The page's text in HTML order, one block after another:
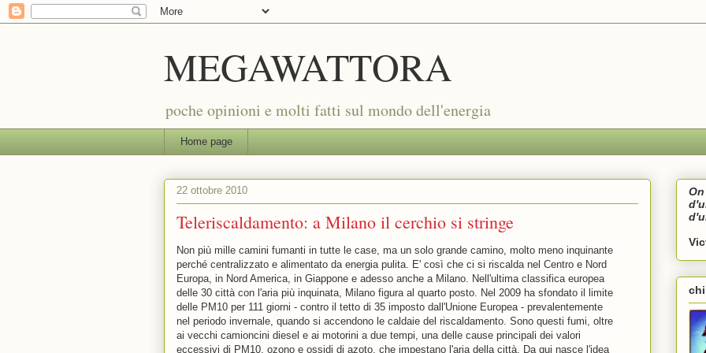
MEGAWATTORA
poche opinioni e molti fatti sul mondo dell'energia
Home page
22 ottobre 2010
Teleriscaldamento: a Milano il cerchio si stringe
Non più mille camini fumanti in tutte le case, ma un solo grande camino, molto meno inquinante
perché centralizzato e alimentato da energia pulita. E' così che ci si riscalda nel Centro e Nord
Europa, in Nord America, in Giappone e adesso anche a Milano. Nell'ultima classifica europea
delle 30 città con l'aria più inquinata, Milano figura al quarto posto. Nel 2009 ha sfondato il limite
delle PM10 per 111 giorni - contro il tetto di 35 imposto dall'Unione Europea - prevalentemente
nel periodo invernale, quando si accendono le caldaie del riscaldamento. Sono questi fumi, oltre
ai vecchi camioncini diesel e ai motorini a due tempi, una delle cause principali dei valori
eccessivi di PM10, ozono e ossidi di azoto, che impestano l'aria della città. Da qui nasce l'idea